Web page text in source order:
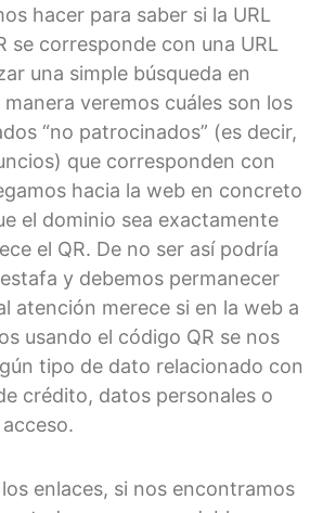
hacer para saber si la URL
se corresponde con una URL
una simple búsqueda en
manera veremos cuáles son los
“no patrocinados” (es decir,
que corresponden con
hacia la web en concreto
el dominio sea exactamente
el QR. De no ser así podría
y debemos permanecer
atención merece si en la web a
usando el código QR se nos
tipo de dato relacionado con
crédito, datos personales o
enlaces, si nos encontramos